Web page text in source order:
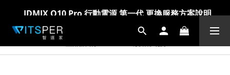
爸氣科技禮物節!精選科技好物5折起 >> 馬上選購
IDMIX Q10 Pro 行動電源 第一代 更換服務方案說明
爸氣科技禮物節!精選科技好物5折起 >> 馬上選購